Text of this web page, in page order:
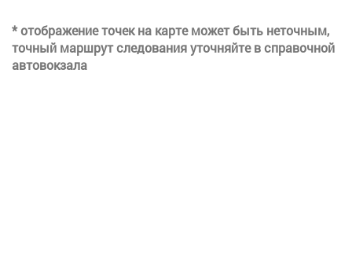
* отображение точек на карте может быть неточным,
точный маршрут следования уточняйте в справочной
автовокзала